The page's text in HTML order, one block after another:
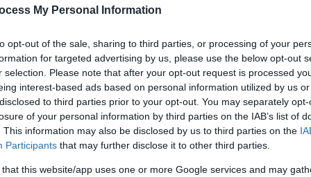
My Personal Information
opt-out of the sale, sharing to third parties, or processing of your
for targeted advertising by us, please use the below opt-out
selection. Please note that after your opt-out request is processed
interest-based ads based on personal information utilized by us
to third parties prior to your opt-out. You may separately
of your personal information by third parties on the IAB’s list of
This information may also be disclosed by us to third parties on the
Participants that may further disclose it to other third parties.
that this website/app uses one or more Google services and may
το ΕΘΝΟΣ στη Google
στηΛωρίδα της ΓάζαςοΟΗΕ,
περιοχή με την «Ημέρα της Κρίσης»,
Παλαιστινίωνστις υπάρχουν συνθήκες
εγκλήματα».